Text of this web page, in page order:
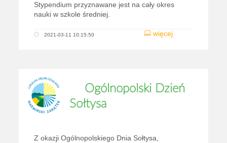
Stypendium przyznawane jest na cały okres
nauki w szkole średniej.
więcej
2021-03-11 10:15:50
Ogólnopolski Dzień
Sołtysa
Z okazji Ogólnopolskiego Dnia Sołtysa,